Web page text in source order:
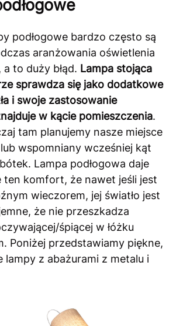
podłogowe bardzo często są
aranżowania oświetlenia
to duży błąd. Lampa stojąca
sprawdza się jako dodatkowe
i swoje zastosowanie
w kącie pomieszczenia.
tam planujemy nasze miejsce
wspomniany wcześniej kąt
Lampa podłogowa daje
ten komfort, że nawet jeśli jest
wieczorem, jej światło jest
że nie przeszkadza
śpiącej w łóżku
Poniżej przedstawiamy piękne,
lampy z abażurami z metalu i